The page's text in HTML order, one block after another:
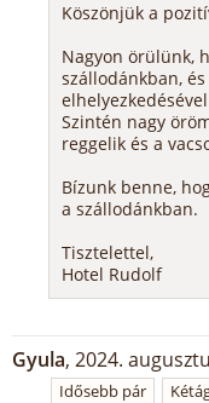
Köszönjük a
Nagyon örülünk,
szállodánkban,
Szintén nagy
reggelik és a
Bízunk benne,
a szállodánkban.
Tisztelettel,
Hotel Rudolf
Gyula, 2024.
Idősebb pár